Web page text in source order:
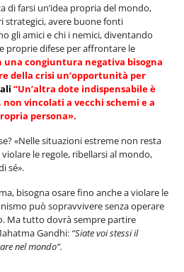
di farsi un’idea propria del mondo,
strategici, avere buone fonti
gli amici e chi i nemici, diventando
proprie difese per affrontare le
una congiuntura negativa bisogna
della crisi un’opportunità per
“Un’altra dote indispensabile è
non vincolati a vecchi schemi e a
persona».
«Nelle situazioni estreme non resta
le regole, ribellarsi al mondo,
sé».
bisogna osare fino anche a violare le
può sopravvivere senza operare
Ma tutto dovrà sempre partire
Gandhi: “Siate voi stessi il
nel mondo”.